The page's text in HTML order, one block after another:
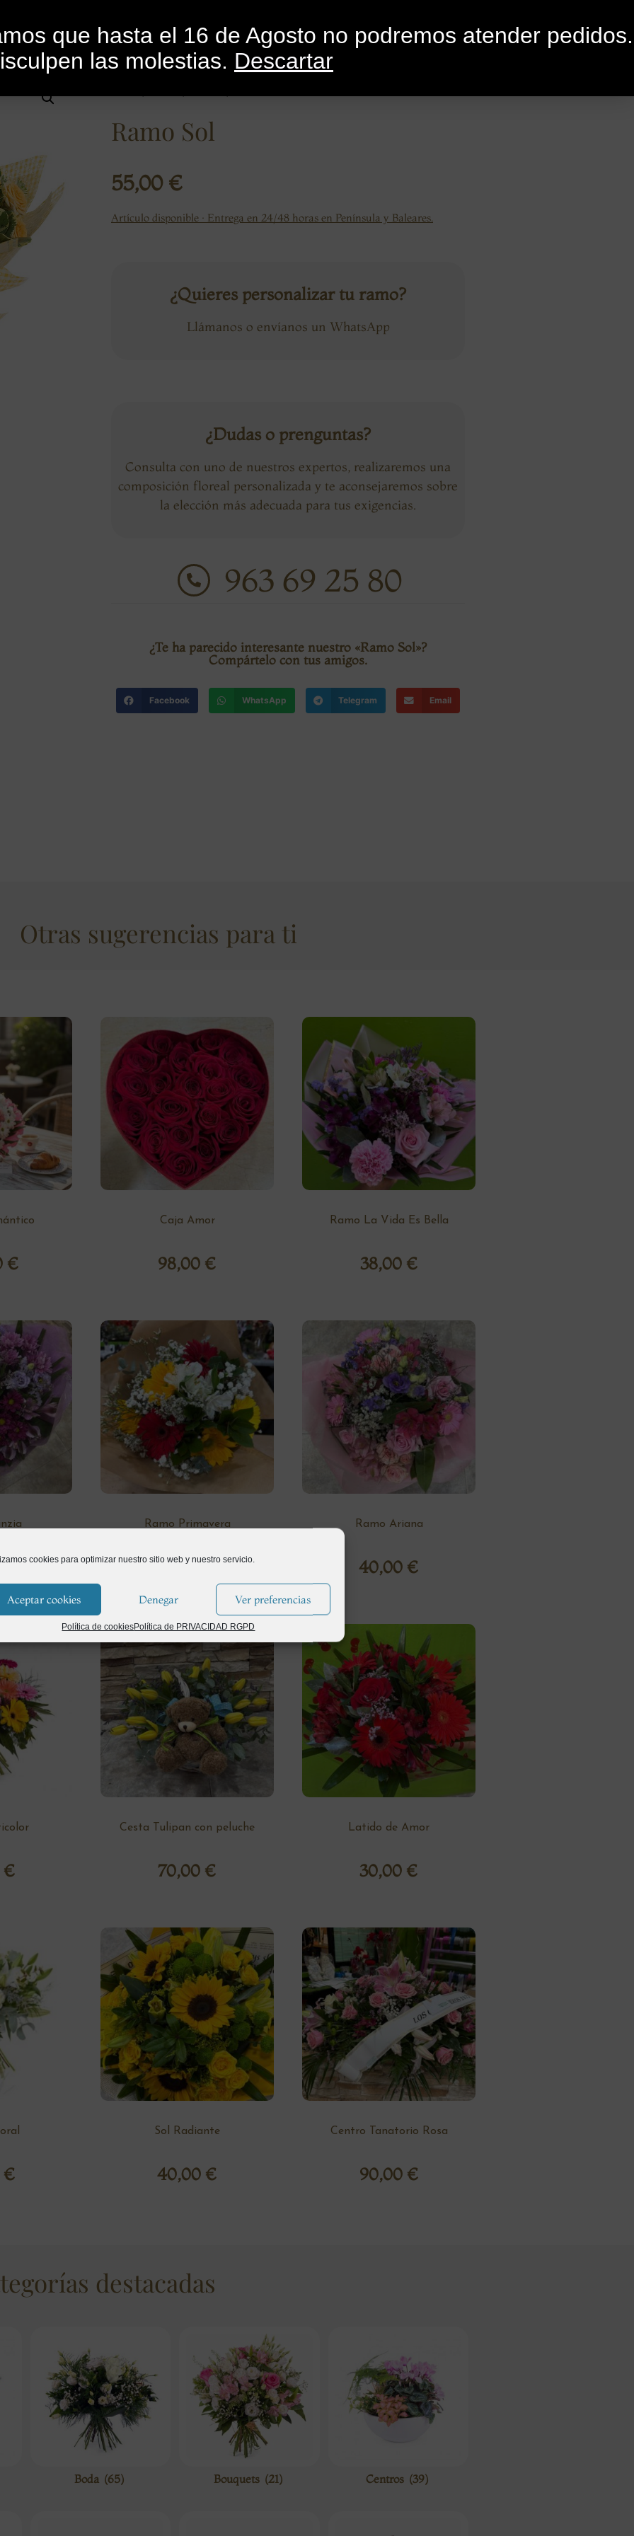
cookies para optimizar nuestro sitio web y nuestro servicio.
Aceptar cookies Denegar Ver preferencias
Política de cookiesPolítica de PRIVACIDAD RGPD
que hasta el 16 de Agosto no podremos atender pedidos.
las molestias. Descartar
Ramo Sol
55,00 €
Artículo disponible · Entrega en 24/48 horas en Península y Baleares.
¿Quieres personalizar tu ramo?
Llámanos o envíanos un WhatsApp
¿Dudas o prenguntas?
Consulta con uno de nuestros expertos, realizaremos una
composición floreal personalizada y te aconsejaremos sobre
la elección más adecuada para tus exigencias.
963 69 25 80
¿Te ha parecido interesante nuestro «Ramo Sol»?
Compártelo con tus amigos.
Facebook WhatsApp Telegram Email
Otras sugerencias para ti
€
Caja Amor
98,00 €
Ramo La Vida Es Bella
38,00 €
€
Ramo Primavera
35,00€
Ramo Ariana
40,00 €
€
Cesta Tulipan con peluche
70,00 €
Latido de Amor
30,00 €
€
Sol Radiante
40,00 €
Centro Tanatorio Rosa
90,00 €
destacadas
Boda (65) Bouquets (21) Centros (39)